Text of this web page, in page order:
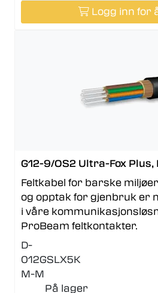
Logg inn for
G12-9/OS2 Ultra-Fox Plus,
Feltkabel for barske
og opptak for gjenbruk er
i våre
ProBeam feltkontakter.
D-
012GSLX5K
M-M
På lager